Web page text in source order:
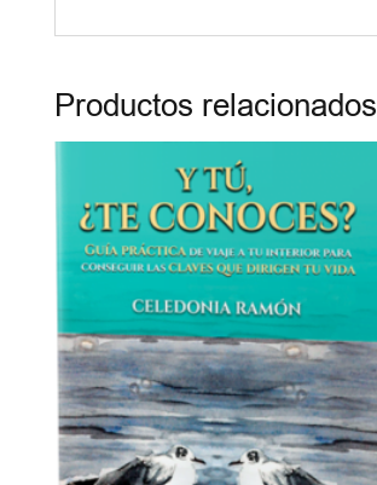
Productos relacionados